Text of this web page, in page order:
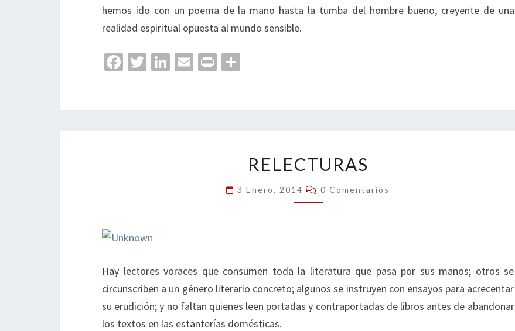
hemos ido con un poema de la mano hasta la tumba del hombre bueno, creyente de una
realidad espiritual opuesta al mundo sensible.
Fa
o
T
Li
n
E
Pr
ar
tir
RELECTURAS
3 Enero, 2014 Comentarios
0 Comentarios
Hay lectores voraces que consumen toda la literatura que pasa por sus manos; otros se
circunscriben a un género literario concreto; algunos se instruyen con ensayos para acrecentar
su erudición; y no faltan quienes leen portadas y contraportadas de libros antes de abandonar
los textos en las estanterías domésticas.